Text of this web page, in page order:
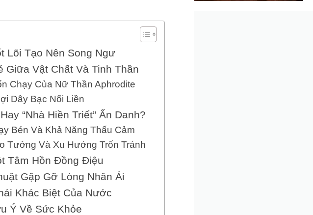
Lõi Tạo Nên Song Ngư
Giữa Vật Chất Và Tinh Thần
Chạy Của Nữ Thần Aphrodite
Dây Bạc Nối Liền
“Nhà Hiền Triết” Ẩn Danh?
Bén Và Khả Năng Thấu Cảm
Tưởng Và Xu Hướng Trốn Tránh
Tâm Hồn Đồng Điệu
Gặp Gỡ Lòng Nhân Ái
Khác Biệt Của Nước
Ý Về Sức Khỏe